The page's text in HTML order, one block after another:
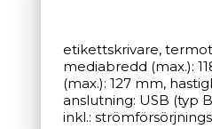
etikettskrivare,
mediabredd (max.):
(max.): 127 mm,
anslutning: USB (typ
inkl.: